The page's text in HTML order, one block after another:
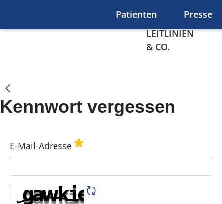
Patienten
Presse
LEITLINIEN
& CO.
Home
Kennwort vergessen
Kennwort vergessen
E-Mail-Adresse
Erforderlich